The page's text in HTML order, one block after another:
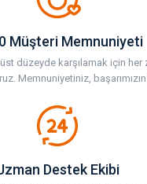
Müşteri Memnuniyeti
düzeyde karşılamak için her
Memnuniyetiniz,
Destek Ekibi